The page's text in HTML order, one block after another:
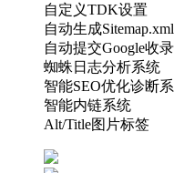
自定义TDK设置
自动生成Sitemap.xml
自动提交Google收录
蜘蛛日志分析系统
智能SEO优化诊断
智能内链系统
Alt/Title图片标签